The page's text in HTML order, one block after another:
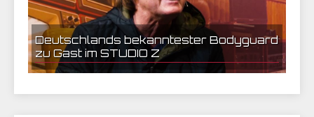
Deutschlands bekanntester Bodyguard
zu Gast im STUDIO Z